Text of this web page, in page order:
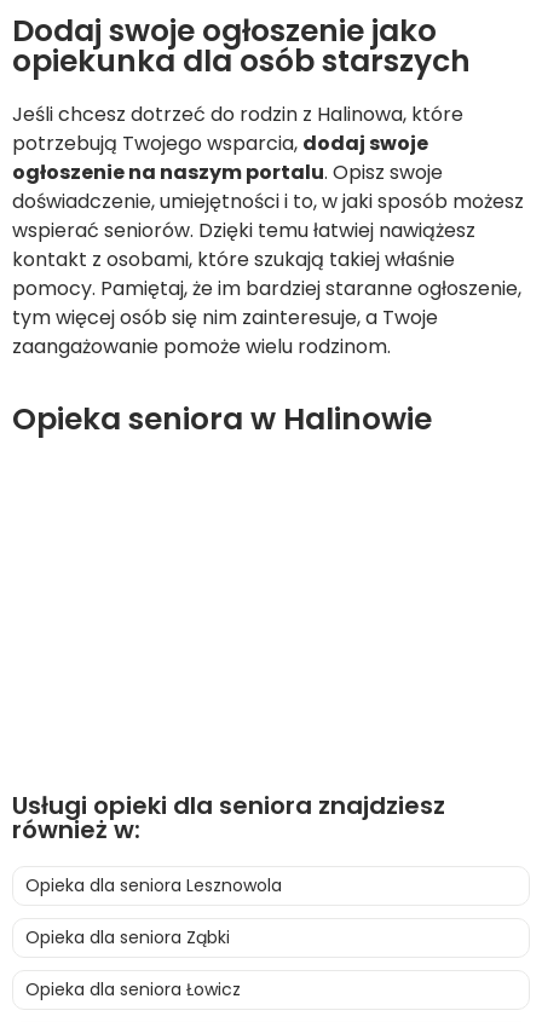
Dodaj swoje ogłoszenie jako
opiekunka dla osób starszych
Jeśli chcesz dotrzeć do rodzin z Halinowa, które
potrzebują Twojego wsparcia, dodaj swoje
ogłoszenie na naszym portalu. Opisz swoje
doświadczenie, umiejętności i to, w jaki sposób możesz
wspierać seniorów. Dzięki temu łatwiej nawiążesz
kontakt z osobami, które szukają takiej właśnie
pomocy. Pamiętaj, że im bardziej staranne ogłoszenie,
tym więcej osób się nim zainteresuje, a Twoje
zaangażowanie pomoże wielu rodzinom.
Opieka seniora w Halinowie
Usługi opieki dla seniora znajdziesz
również w:
Opieka dla seniora Lesznowola
Opieka dla seniora Ząbki
Opieka dla seniora Łowicz